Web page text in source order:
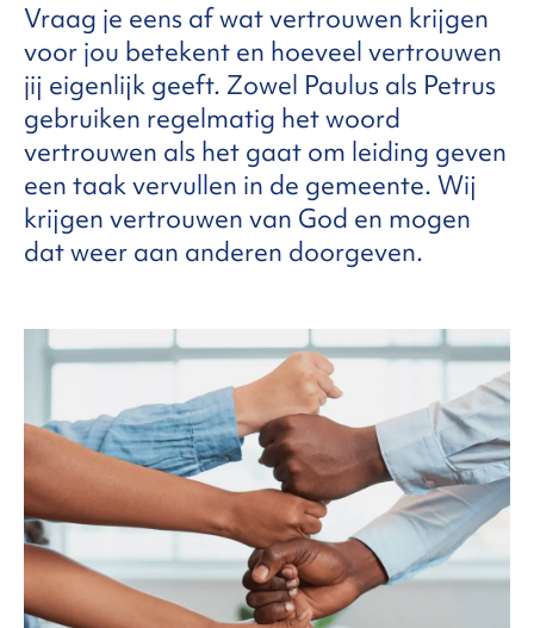
Vraag je eens af wat vertrouwen krijgen
voor jou betekent en hoeveel vertrouwen
jij eigenlijk geeft. Zowel Paulus als Petrus
gebruiken regelmatig het woord
vertrouwen als het gaat om leiding geven
een taak vervullen in de gemeente. Wij
krijgen vertrouwen van God en mogen
dat weer aan anderen doorgeven.